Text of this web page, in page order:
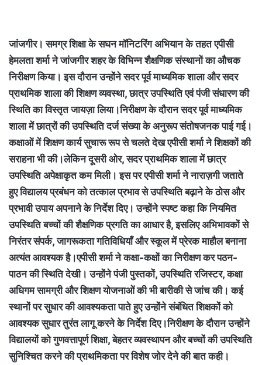
जांजगीर। समग्र शिक्षा के सघन मॉनिटरिंग अभियान के तहत एपीसी
हेमलता शर्मा ने जांजगीर शहर के विभिन्न शैक्षणिक संस्थानों का औचक
निरीक्षण किया। इस दौरान उन्होंने सदर पूर्व माध्यमिक शाला और सदर
प्राथमिक शाला की शिक्षण व्यवस्था, छात्र उपस्थिति एवं पंजी संधारण की
स्थिति का विस्तृत जायज़ा लिया।निरीक्षण के दौरान सदर पूर्व माध्यमिक
शाला में छात्रों की उपस्थिति दर्ज संख्या के अनुरूप संतोषजनक पाई गई।
कक्षाओं में शिक्षण कार्य सुचारू रूप से चलते देख एपीसी शर्मा ने शिक्षकों की
सराहना भी की।लेकिन दूसरी ओर, सदर प्राथमिक शाला में छात्र
उपस्थिति अपेक्षाकृत कम मिली। इस पर एपीसी शर्मा ने नाराज़गी जताते
हुए विद्यालय प्रबंधन को तत्काल प्रभाव से उपस्थिति बढ़ाने के ठोस और
प्रभावी उपाय अपनाने के निर्देश दिए। उन्होंने स्पष्ट कहा कि नियमित
उपस्थिति बच्चों की शैक्षणिक प्रगति का आधार है, इसलिए अभिभावकों से
निरंतर संपर्क, जागरूकता गतिविधियाँ और स्कूल में प्रेरक माहौल बनाना
अत्यंत आवश्यक है।एपीसी शर्मा ने कक्षा-कक्षों का निरीक्षण कर पठन-
पाठन की स्थिति देखी। उन्होंने पंजी पुस्तकों, उपस्थिति रजिस्टर, कक्षा
अधिगम सामग्री और शिक्षण योजनाओं की भी बारीकी से जांच की। कई
स्थानों पर सुधार की आवश्यकता पाते हुए उन्होंने संबंधित शिक्षकों को
आवश्यक सुधार तुरंत लागू करने के निर्देश दिए।निरीक्षण के दौरान उन्होंने
विद्यालयों को गुणवत्तापूर्ण शिक्षा, बेहतर व्यवस्थापन और बच्चों की उपस्थिति
सुनिश्चित करने की प्राथमिकता पर विशेष जोर देने की बात कही।